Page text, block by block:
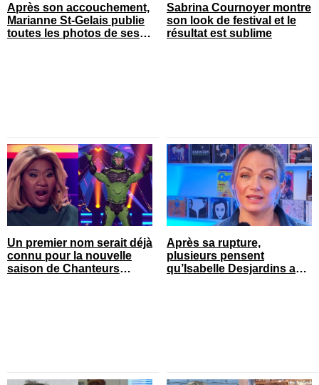
Après son accouchement,
Marianne St-Gelais publie
toutes les photos de ses
Sabrina Cournoyer montre
son look de festival et le
résultat est sublime
Un premier nom serait déjà
connu pour la nouvelle
saison de Chanteurs
Après sa rupture,
plusieurs pensent
qu’Isabelle Desjardins a